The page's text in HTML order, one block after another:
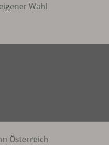
Wahl
Österreich